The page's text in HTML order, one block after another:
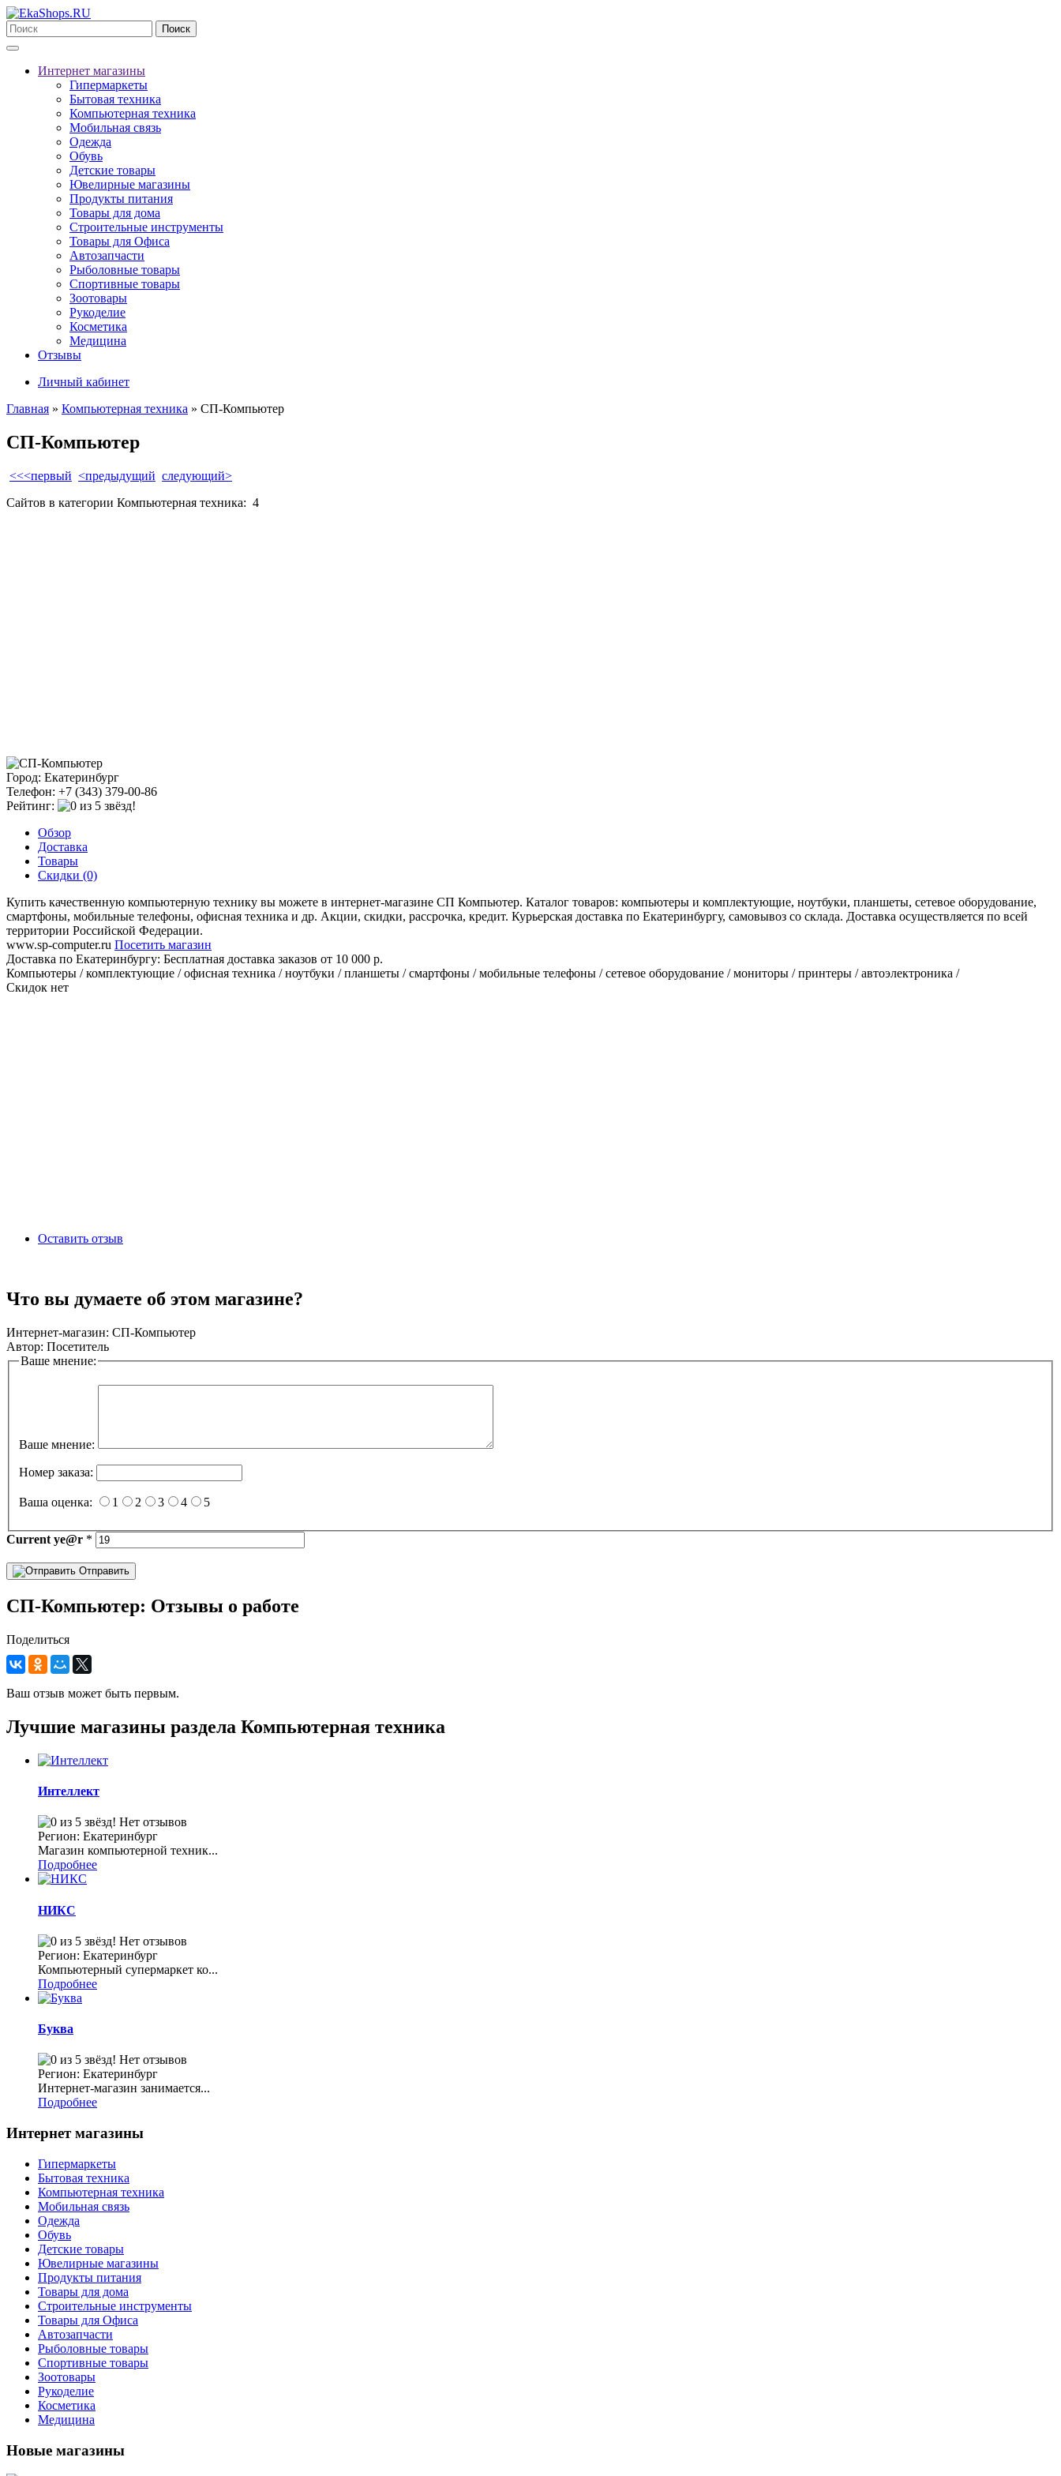
Поиск
Интернет магазины
Гипермаркеты
Бытовая техника
Компьютерная техника
Мобильная связь
Одежда
Обувь
Детские товары
Ювелирные магазины
Продукты питания
Товары для дома
Строительные инструменты
Товары для Офиса
Автозапчасти
Рыболовные товары
Спортивные товары
Зоотовары
Рукоделие
Косметика
Медицина
Отзывы
Личный кабинет
Главная » Компьютерная техника » СП-Компьютер
СП-Компьютер
<<<первый <предыдущий следующий>
Сайтов в категории Компьютерная техника: 4
Город: Екатеринбург
Телефон: +7 (343) 379-00-86
Рейтинг:
Обзор
Доставка
Товары
Скидки (0)
Купить качественную компьютерную технику вы можете в интернет-магазине СП Компьютер. Каталог товаров: компьютеры и комплектующие, ноутбуки, планшеты, сетевое оборудование,
смартфоны, мобильные телефоны, офисная техника и др. Акции, скидки, рассрочка, кредит. Курьерская доставка по Екатеринбургу, самовывоз со склада. Доставка осуществляется по всей
территории Российской Федерации.
www.sp-computer.ru Посетить магазин
Доставка по Екатеринбургу: Бесплатная доставка заказов от 10 000 р.
Компьютеры / комплектующие / офисная техника / ноутбуки / планшеты / смартфоны / мобильные телефоны / сетевое оборудование / мониторы / принтеры / автоэлектроника /
Скидок нет
Оставить отзыв
Что вы думаете об этом магазине?
Интернет-магазин: СП-Компьютер
Автор: Посетитель
Ваше мнение:
Ваше мнение:
Номер заказа:
Ваша оценка: 1 2 3 4 5
Current ye@r *
Отправить
СП-Компьютер: Отзывы о работе
Поделиться
Ваш отзыв может быть первым.
Лучшие магазины раздела Компьютерная техника
Интеллект
Нет отзывов
Регион: Екатеринбург
Магазин компьютерной техник...
Подробнее
НИКС
Нет отзывов
Регион: Екатеринбург
Компьютерный супермаркет ко...
Подробнее
Буква
Нет отзывов
Регион: Екатеринбург
Интернет-магазин занимается...
Подробнее
Интернет магазины
Гипермаркеты
Бытовая техника
Компьютерная техника
Мобильная связь
Одежда
Обувь
Детские товары
Ювелирные магазины
Продукты питания
Товары для дома
Строительные инструменты
Товары для Офиса
Автозапчасти
Рыболовные товары
Спортивные товары
Зоотовары
Рукоделие
Косметика
Медицина
Новые магазины